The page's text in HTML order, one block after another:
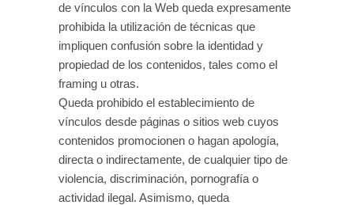
de vínculos con la Web queda expresamente
prohibida la utilización de técnicas que
impliquen confusión sobre la identidad y
propiedad de los contenidos, tales como el
framing u otras.
Queda prohibido el establecimiento de
vínculos desde páginas o sitios web cuyos
contenidos promocionen o hagan apología,
directa o indirectamente, de cualquier tipo de
violencia, discriminación, pornografía o
actividad ilegal. Asimismo, queda